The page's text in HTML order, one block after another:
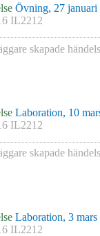
Övning, 27 januari
IL2212
skapade
Laboration, 10
IL2212
skapade
Laboration, 3
IL2212